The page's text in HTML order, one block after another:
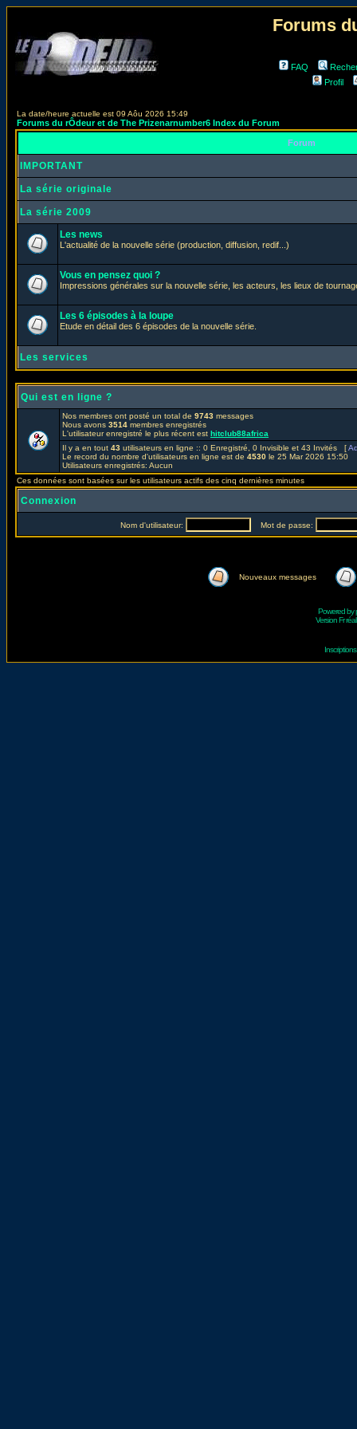
Forums
FAQ
Profil
La date/heure actuelle est 09 Aôu 2026 15:49
Forums du rÔdeur et de The Prizenarnumber6 Index du Forum
Forum
IMPORTANT
La série originale
La série 2009
Les news
L'actualité de la nouvelle série (production, diffusion, redif...)
Vous en pensez quoi ?
Impressions générales sur la nouvelle série, les acteurs, les lieux de
Les 6 épisodes à la loupe
Etude en détail des 6 épisodes de la nouvelle série.
Les services
Qui est en ligne ?
Nos membres ont posté un total de 9743 messages
Nous avons 3514 membres enregistrés
L'utilisateur enregistré le plus récent est hitclub88africa
Il y a en tout 43 utilisateurs en ligne :: 0 Enregistré, 0 Invisible et 43 Invités [
Le record du nombre d'utilisateurs en ligne est de 4530 le 25 Mar 2026 15:50
Utilisateurs enregistrés: Aucun
Ces données sont basées sur les utilisateurs actifs des cinq dernières minutes
Connexion
Nom d'utilisateur: Mot de passe:
Nouveaux messages
Powered by
Version Fr